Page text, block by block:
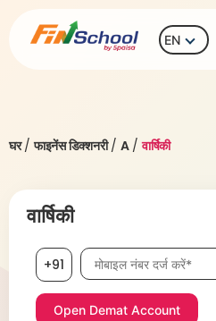
EN
घर/फाइनेंस डिक्शनरी/ A/वार्षिकी
वार्षिकी
+91 मोबाइल नंबर आवश्यक है